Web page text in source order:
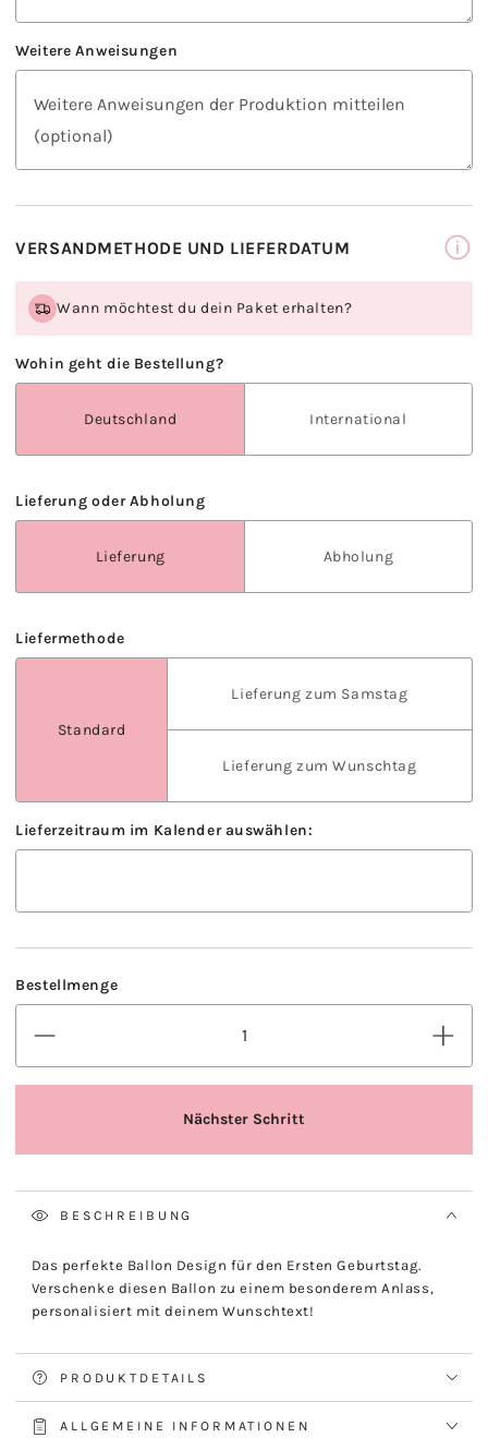
BESCHREIBUNG
Das perfekte Ballon Design für den Ersten Geburtstag.
Verschenke diesen Ballon zu einem besonderem Anlass,
personalisiert mit deinem Wunschtext!
PRODUKTDETAILS
ALLGEMEINE INFORMATIONEN